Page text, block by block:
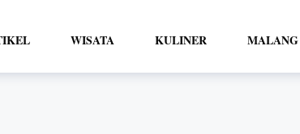
WISATA KULINER MALANG